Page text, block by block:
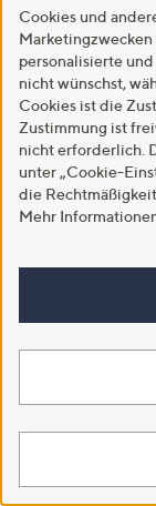
€ 69,99
-46% € 129,99
5.0
von
5
(5)
In den
Rundumdehnbund
gerades Bein
Cookies und
personalisierte
nicht wünschst,
Cookies ist die
Zustimmung ist
nicht erforderlich.
unter „Cookie-
die
Mehr